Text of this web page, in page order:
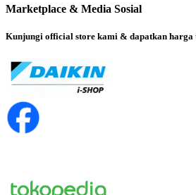
Marketplace & Media Sosial
Kunjungi official store kami & dapatkan harga